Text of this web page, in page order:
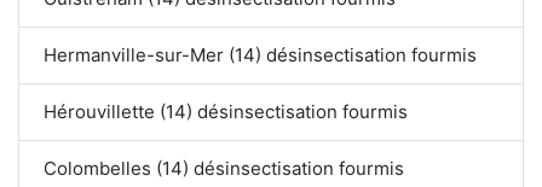
Hermanville-sur-Mer (14) désinsectisation fourmis
Hérouvillette (14) désinsectisation fourmis
Colombelles (14) désinsectisation fourmis